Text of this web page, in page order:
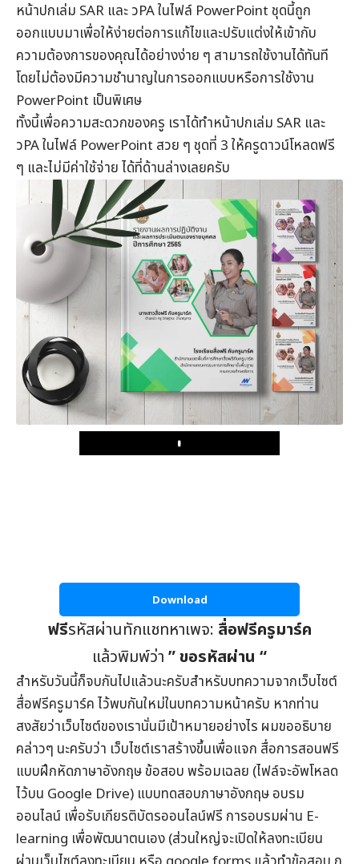
หน้าปกเล่ม SAR และ วPA ในไฟล์ PowerPoint ชุดนี้ถูก
ออกแบบมาเพื่อให้ง่ายต่อการแก้ไขและปรับแต่งให้เข้ากับ
ความต้องการของคุณได้อย่างง่าย ๆ สามารถใช้งานได้ทันที
โดยไม่ต้องมีความชำนาญในการออกแบบหรือการใช้งาน
PowerPoint เป็นพิเศษ
ทั้งนี้เพื่อความสะดวกของครู เราได้ทำหน้าปกเล่ม SAR และ
วPA ในไฟล์ PowerPoint สวย ๆ ชุดที่ 3 ให้ครูดาวน์โหลดฟรี
ๆ และไม่มีค่าใช้จ่าย ได้ที่ด้านล่างเลยครับ
Play
Download
ฟรีรหัสผ่านทักแชทหาเพจ: สื่อฟรีครูมาร์ค
แล้วพิมพ์ว่า ” ขอรหัสผ่าน “
สำหรับวันนี้ก็จบกันไปแล้วนะครับสำหรับบทความจากเว็บไซต์
สื่อฟรีครูมาร์คไว้พบกันใหม่ในบทความหน้าครับ หากท่าน
สงสัยว่าเว็บไซต์ของเรานั่นมีเป้าหมายอย่างไร ผมขออธิบาย
คล่าวๆ นะครับว่า เว็บไซต์เราสร้างขึ้นเพื่อแจก สื่อการสอนฟรี
แบบฝึกหัดภาษาอังกฤษข้อสอบพร้อมเฉลย (ไฟล์จะอัพโหลด
ไว้บน Google Drive) แบบทดสอบภาษาอังกฤษอบรม
ออนไลน์ เพื่อรับเกียรติบัตรออนไลน์ฟรี การอบรมผ่าน E-
learning เพื่อพัฒนาตนเอง (ส่วนใหญ่จะเปิดให้ลงทะเบียน